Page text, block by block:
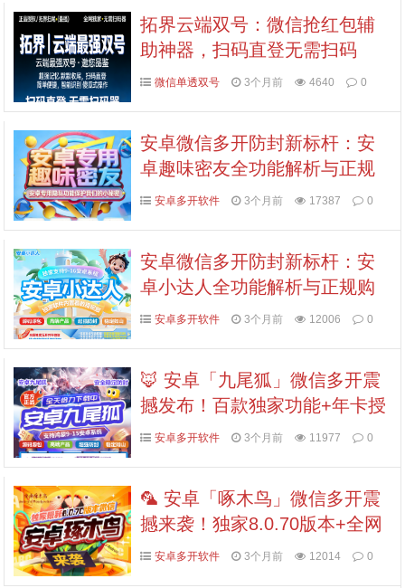
拓界云端双号：微信抢红包辅
助神器，扫码直登无需扫码
器，稳定防封，激活码认准拍
微信单透双号 3个月前 4640 0
安卓微信多开防封新标杆：安
卓趣味密友全功能解析与正规
购买渠道
安卓多开软件 3个月前 17387 0
安卓微信多开防封新标杆：安
卓小达人全功能解析与正规购
买渠道
安卓多开软件 3个月前 12006 0
🦊 安卓「九尾狐」微信多开震
撼发布！百款独家功能+年卡授
权，私域江湖的终极利器！
安卓多开软件 3个月前 11977 0
🦜 安卓「啄木鸟」微信多开震
撼来袭！独家8.0.70版本+全网
首发功能，年卡授权更省心！
安卓多开软件 3个月前 12014 0